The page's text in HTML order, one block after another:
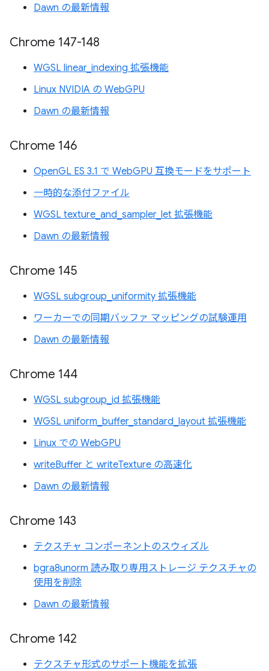
Dawn の最新情報
Chrome 147-148
WGSL linear_indexing 拡張機能
Linux NVIDIA の WebGPU
Dawn の最新情報
Chrome 146
OpenGL ES 3.1 で WebGPU 互換モードをサポート
一時的な添付ファイル
WGSL texture_and_sampler_let 拡張機能
Dawn の最新情報
Chrome 145
WGSL subgroup_uniformity 拡張機能
ワーカーでの同期バッファ マッピングの試験運用
Dawn の最新情報
Chrome 144
WGSL subgroup_id 拡張機能
WGSL uniform_buffer_standard_layout 拡張機能
Linux での WebGPU
writeBuffer と writeTexture の高速化
Dawn の最新情報
Chrome 143
テクスチャ コンポーネントのスウィズル
bgra8unorm 読み取り専用ストレージ テクスチャの
使用を削除
Dawn の最新情報
Chrome 142
テクスチャ形式のサポート機能を拡張